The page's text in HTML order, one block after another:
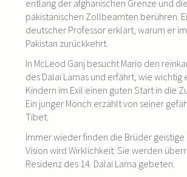
entlang der afghanischen Grenze und
pakistanischen Zollbeamten berühren.
deutscher Professor erklärt, warum er
Pakistan zurückkehrt.
In McLeod Ganj besucht Mario den
des Dalai Lamas und erfährt, wie wichtig
Kindern im Exil einen guten Start in die
Ein junger Mönch erzählt von seiner
Tibet.
Immer wieder finden die Brüder
Vision wird Wirklichkeit: Sie werden
Residenz des 14. Dalai Lama gebeten.